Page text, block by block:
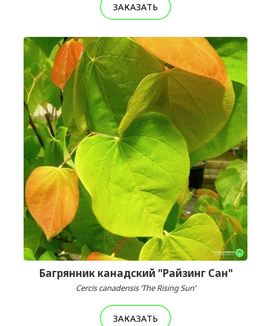
ЗАКАЗАТЬ
Багрянник канадский "Райзинг Сан"
Cercis canadensis ‘The Rising Sun’
ЗАКАЗАТЬ